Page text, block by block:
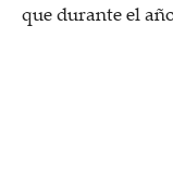
que durante el